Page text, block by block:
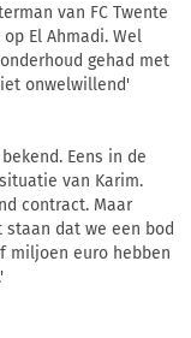
van FC Twente
El Ahmadi. Wel
gehad met
onwelwillend'
Eens in de
van Karim.
contract. Maar
dat we een bod
miljoen euro hebben